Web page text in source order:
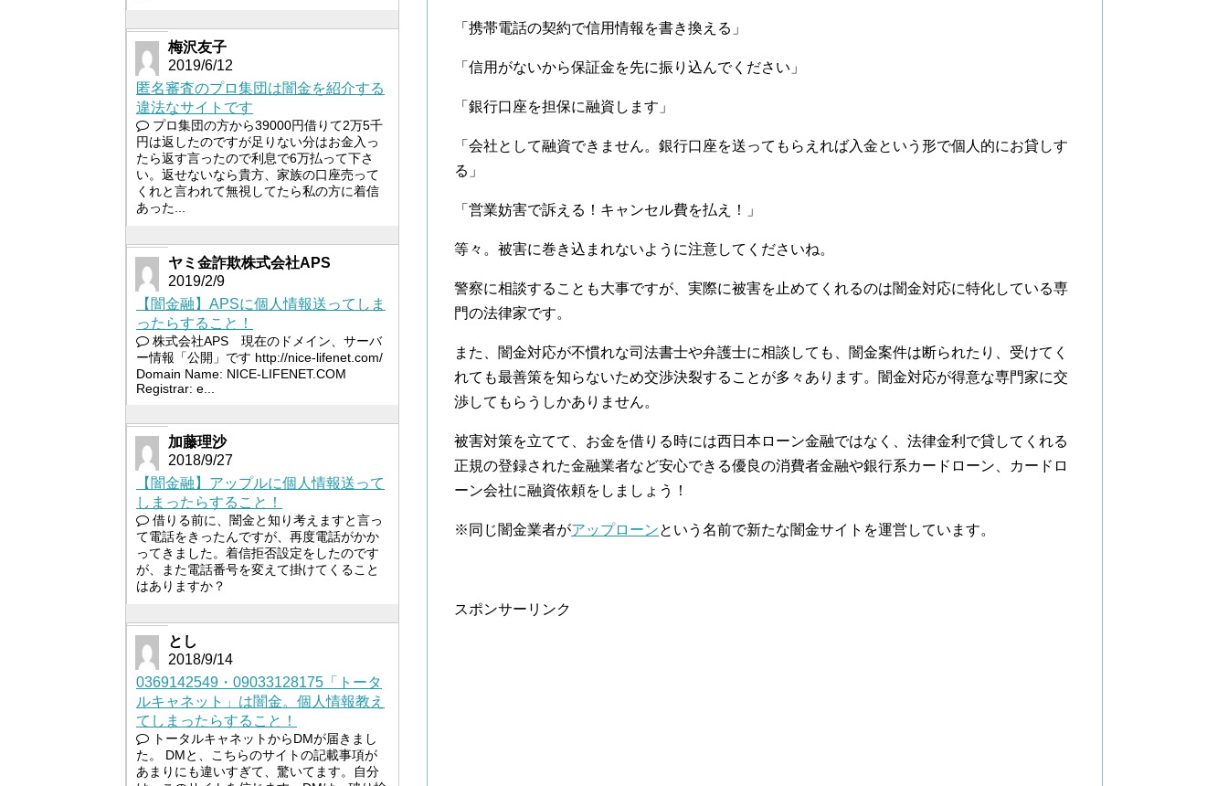
「携帯電話の契約で信用情報を書き換える」
「信用がないから保証金を先に振り込んでください」
「銀行口座を担保に融資します」
「会社として融資できません。銀行口座を送ってもらえれば入金という形で個人的にお貸しす
る」
「営業妨害で訴える！キャンセル費を払え！」
等々。被害に巻き込まれないように注意してくださいね。
警察に相談することも大事ですが、実際に被害を止めてくれるのは闇金対応に特化している専
門の法律家です。
また、闇金対応が不慣れな司法書士や弁護士に相談しても、闇金案件は断られたり、受けてく
れても最善策を知らないため交渉決裂することが多々あります。闇金対応が得意な専門家に交
渉してもらうしかありません。
被害対策を立てて、お金を借りる時には西日本ローン金融ではなく、法律金利で貸してくれる
正規の登録された金融業者など安心できる優良の消費者金融や銀行系カードローン、カードロ
ーン会社に融資依頼をしましょう！
※同じ闇金業者がアップローンという名前で新たな闇金サイトを運営しています。
スポンサーリンク
梅沢友子
2019/6/12
匿名審査のプロ集団は闇金を紹介する
違法なサイトです
プロ集団の方から39000円借りて2万5千
円は返したのですが足りない分はお金入っ
たら返す言ったので利息で6万払って下さ
い。返せないなら貴方、家族の口座売って
くれと言われて無視してたら私の方に着信
あった...
ヤミ金詐欺株式会社APS
2019/2/9
【闇金融】APSに個人情報送ってしま
ったらすること！
株式会社APS 現在のドメイン、サーバ
ー情報「公開」です http://nice-lifenet.com/
Domain Name: NICE-LIFENET.COM
Registrar: e...
加藤理沙
2018/9/27
【闇金融】アップルに個人情報送って
しまったらすること！
借りる前に、闇金と知り考えますと言っ
て電話をきったんですが、再度電話がかか
ってきました。着信拒否設定をしたのです
が、また電話番号を変えて掛けてくること
はありますか？
とし
2018/9/14
0369142549・09033128175「トータ
ルキャネット」は闇金。個人情報教え
てしまったらすること！
トータルキャネットからDMが届きまし
た。 DMと、こちらのサイトの記載事項が
あまりにも違いすぎて、驚いてます。自分